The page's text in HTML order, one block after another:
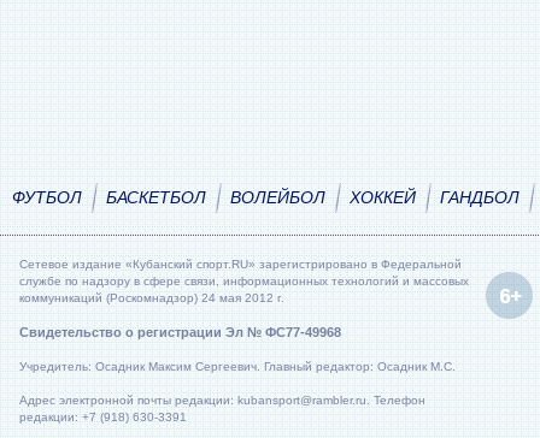
ФУТБОЛ БАСКЕТБОЛ ВОЛЕЙБОЛ ХОККЕЙ ГАНДБОЛ
Сетевое издание «Кубанский спорт.RU» зарегистрировано в Федеральной
службе по надзору в сфере связи, информационных технологий и массовых
коммуникаций (Роскомнадзор) 24 мая 2012 г.
Свидетельство о регистрации Эл № ФС77-49968
Учредитель: Осадник Максим Сергеевич. Главный редактор: Осадник М.С.
Адрес электронной почты редакции: kubansport@rambler.ru. Телефон
редакции: +7 (918) 630-3391